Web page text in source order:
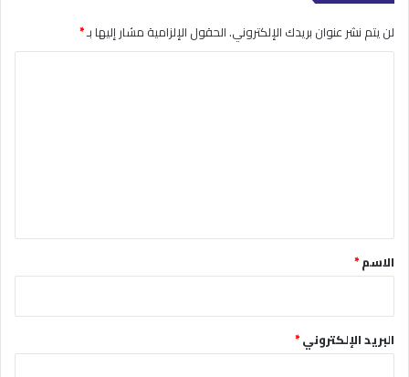
لن يتم نشر عنوان بريدك الإلكتروني.الحقول الإلزامية مشار إليها بـ*
*الاسم*
البريد الإلكتروني*